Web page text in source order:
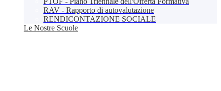
RAV - Rapporto di autovalutazione
RENDICONTAZIONE SOCIALE
Le Nostre Scuole